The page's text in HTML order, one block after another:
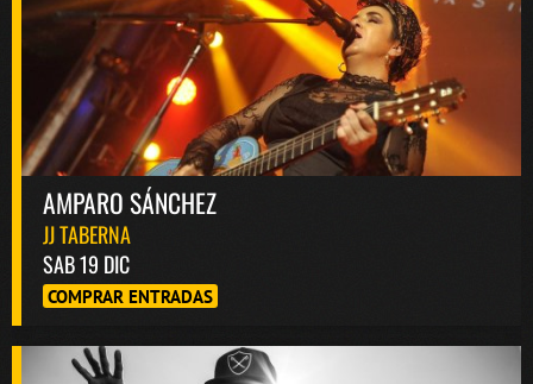
AMPARO SÁNCHEZ
JJ TABERNA
SAB 19 DIC
COMPRAR ENTRADAS